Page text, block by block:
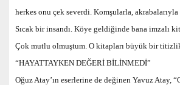
herkes onu çek severdi. Komşularla,
Sıcak bir insandı. Köye geldiğinde bana imzalı
Çok mutlu olmuştum. O kitapları büyük bir
“HAYATTAYKEN DEĞERİ BİLİNMEDİ”
Oğuz Atay’ın eserlerine de değinen Yavuz Atay,